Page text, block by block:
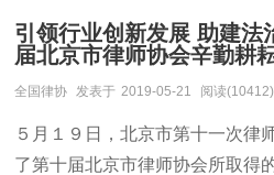
引领行业创新发展 助建
届北京市律师协会辛勤耕
全国律协 发表于 2019-05-21 阅读(10412)
５月１９日，北京市第十一次律
了第十届北京市律师协会所取得